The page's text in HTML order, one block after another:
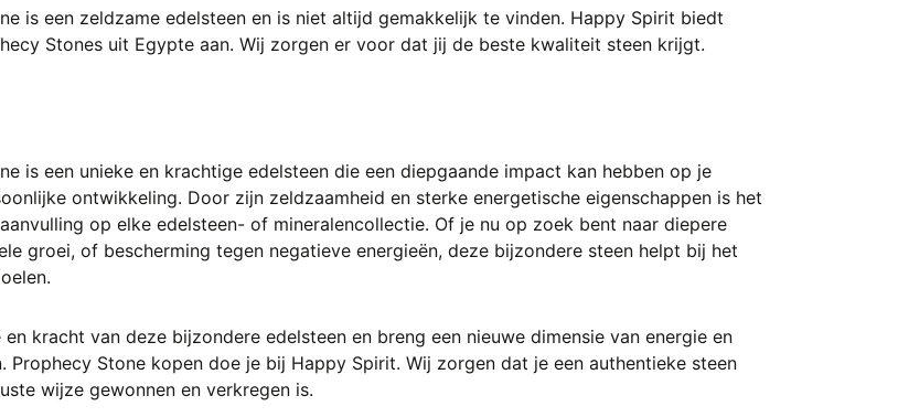
is een zeldzame edelsteen en is niet altijd gemakkelijk te vinden. Happy Spirit biedt
Stones uit Egypte aan. Wij zorgen er voor dat jij de beste kwaliteit steen krijgt.
is een unieke en krachtige edelsteen die een diepgaande impact kan hebben op je
ontwikkeling. Door zijn zeldzaamheid en sterke energetische eigenschappen is het
op elke edelsteen- of mineralencollectie. Of je nu op zoek bent naar diepere
groei, of bescherming tegen negatieve energieën, deze bijzondere steen helpt bij het
kracht van deze bijzondere edelsteen en breng een nieuwe dimensie van energie en
Prophecy Stone kopen doe je bij Happy Spirit. Wij zorgen dat je een authentieke steen
wijze gewonnen en verkregen is.